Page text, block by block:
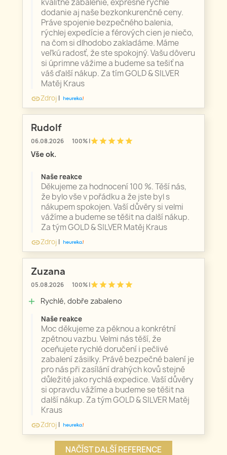
kvalitné zabalenie, expresne rýchle
dodanie aj naše bezkonkurenčné ceny.
Práve spojenie bezpečného balenia,
rýchlej expedície a férových cien je niečo,
na čom si dlhodobo zakladáme. Máme
veľkú radosť, že ste spokojný. Vašu dôveru
si úprimne vážime a budeme sa tešiť na
váš ďalší nákup. Za tím GOLD & SILVER
Matěj Kraus
linkZdroj |
Rudolf
06.08.2026 100% |starstarstarstarstar
Vše ok.
Naše reakce
Děkujeme za hodnocení 100 %. Těší nás,
že bylo vše v pořádku a že jste byl s
nákupem spokojen. Vaší důvěry si velmi
vážíme a budeme se těšit na další nákup.
Za tým GOLD & SILVER Matěj Kraus
linkZdroj |
Zuzana
05.08.2026 100% |starstarstarstarstar
add Rychlé, dobře zabaleno
Naše reakce
Moc děkujeme za pěknou a konkrétní
zpětnou vazbu. Velmi nás těší, že
oceňujete rychlé doručení i pečlivé
zabalení zásilky. Právě bezpečné balení je
pro nás při zasílání drahých kovů stejně
důležité jako rychlá expedice. Vaší důvěry
si opravdu vážíme a budeme se těšit na
další nákup. Za tým GOLD & SILVER Matěj
Kraus
linkZdroj |
NAČÍST DALŠÍ REFERENCE